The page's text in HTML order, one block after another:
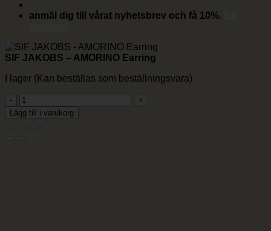
anmäl dig till vårat nyhetsbrev och få 10%.
SIF JAKOBS – AMORINO Earring
I lager (Kan beställas som beställningsvara)
SIF
JAKOBS
-
AMORINO
Earring
Lägg till i varukorg